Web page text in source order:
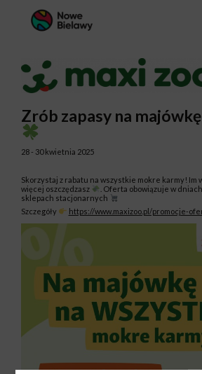
Zrób zapasy na
28 - 30 kwietnia 2025
Skorzystaj z rabatu na wszystkie mokre karmy! Im
więcej oszczędzasz
. Oferta obowiązuje w
sklepach stacjonarnych
Szczegóły
https://www.maxizoo.pl/promocje-